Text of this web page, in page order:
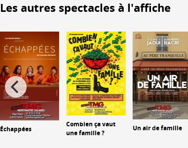
Les autres spectacles à l'affiche
Échappées
Combien ça vaut
une famille ?
Un air de famille